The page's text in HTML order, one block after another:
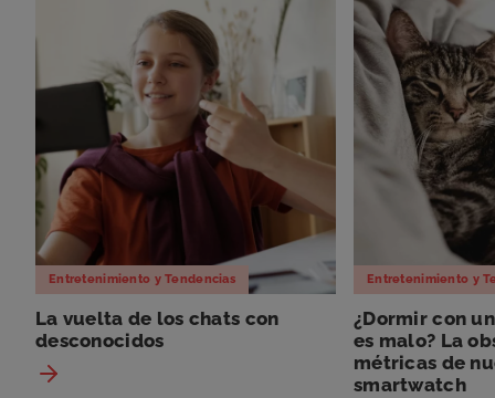
Entretenimiento y Tendencias
La vuelta de los chats con
desconocidos
Entretenimiento y
¿Dormir con
es malo? La
métricas de
smartwatch